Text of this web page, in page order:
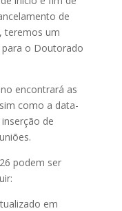
de
teremos um
para o Doutorado
encontrará as
como a data-
de
podem ser
em